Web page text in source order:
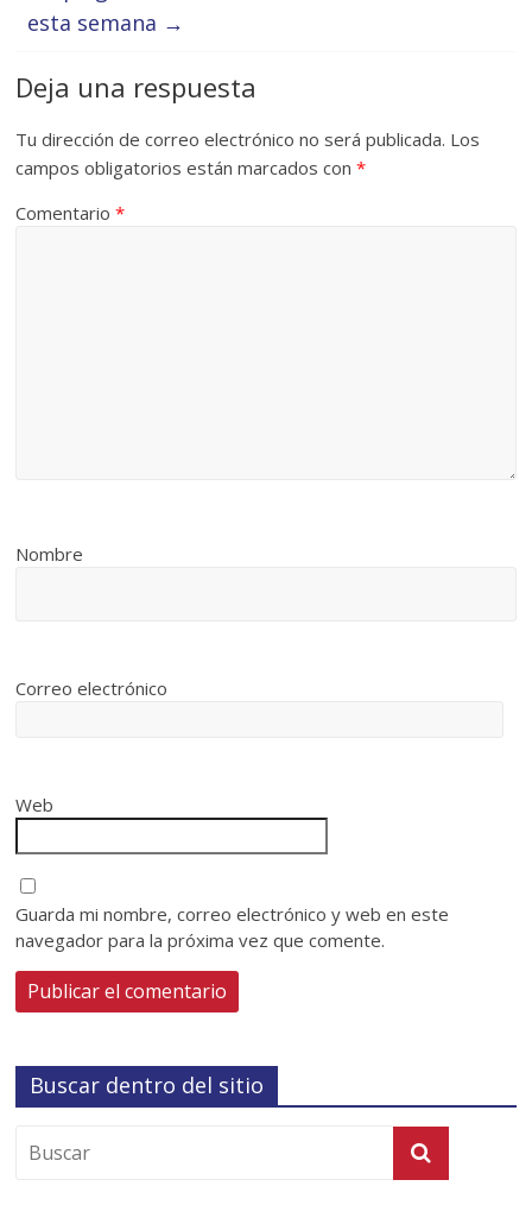
esta semana →
Deja una respuesta
Tu dirección de correo electrónico no será publicada. Los
campos obligatorios están marcados con*
Comentario*
Nombre
Correo electrónico
Web
Guarda mi nombre, correo electrónico y web en este
navegador para la próxima vez que comente.
Buscar dentro del sitio